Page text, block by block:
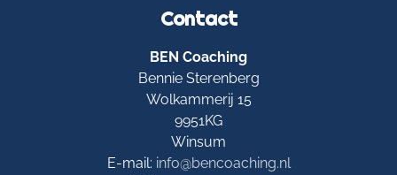
Contact
BEN Coaching
Bennie Sterenberg
Wolkammerij 15
9951KG
Winsum
E-mail: info@bencoaching.nl